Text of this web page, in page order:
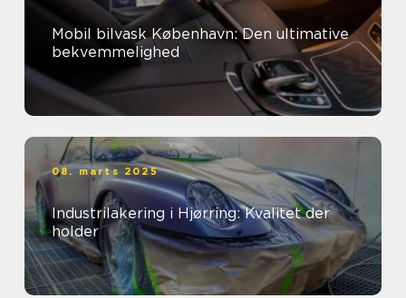
Mobil bilvask København: Den ultimative
bekvemmelighed
08. marts 2025
Industrilakering i Hjørring: Kvalitet der
holder